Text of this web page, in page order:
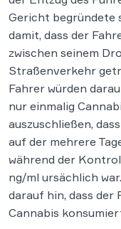
Gericht begründete
damit, dass der
zwischen seinem
Straßenverkehr
Fahrer würden
nur einmalig
auszuschließen,
auf der mehrere
während der
ng/ml ursächlich
darauf hin, dass der
Cannabis